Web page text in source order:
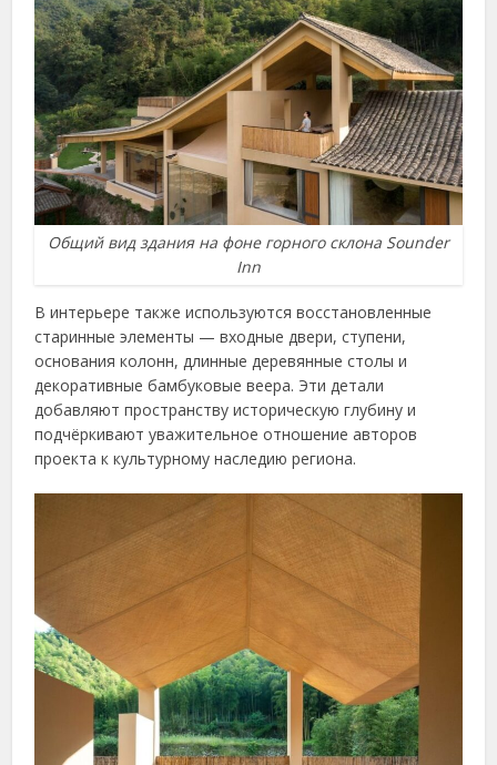
Общий вид здания на фоне горного склона Sounder
Inn
В интерьере также используются восстановленные
старинные элементы — входные двери, ступени,
основания колонн, длинные деревянные столы и
декоративные бамбуковые веера. Эти детали
добавляют пространству историческую глубину и
подчёркивают уважительное отношение авторов
проекта к культурному наследию региона.